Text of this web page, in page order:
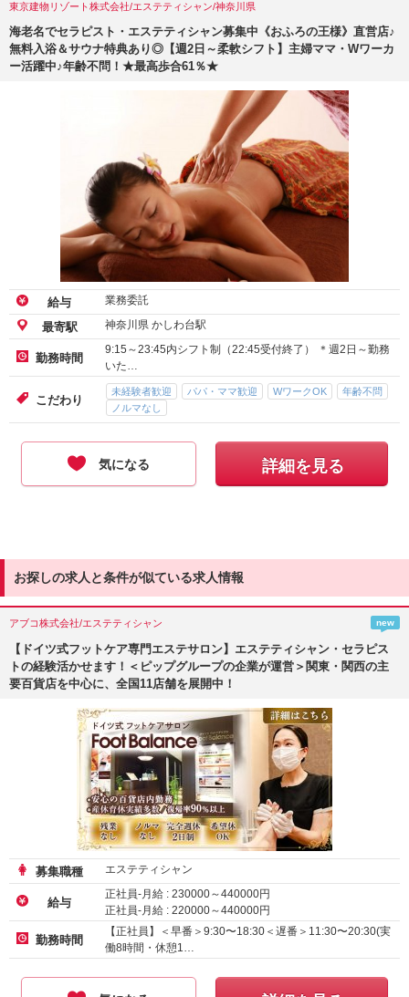
東京建物リゾート株式会社/エステティシャン/神奈川県
海老名でセラピスト・エステティシャン募集中《おふろの王様》直営店♪
無料入浴＆サウナ特典あり◎【週2日～柔軟シフト】主婦ママ・Wワーカ
ー活躍中♪年齢不問！★最高歩合61％★
給与 業務委託
最寄駅 神奈川県 かしわ台駅
勤務時間
9:15～23:45内シフト制（22:45受付終了） ＊週2日～勤務
いた…
こだわり
未経験者歓迎 パパ・ママ歓迎 WワークOK
年齢不問
ノルマなし
気になる 詳細を見る
お探しの求人と条件が似ている求人情報
アブコ株式会社/エステティシャン new
【ドイツ式フットケア専門エステサロン】エステティシャン・セラピス
トの経験活かせます！＜ピップグループの企業が運営＞関東・関西の主
要百貨店を中心に、全国11店舗を展開中！
募集職種 エステティシャン
給与
正社員-月給 : 230000～440000円
正社員-月給 : 220000～440000円
正社員-月給 : 210000～440000円
勤務時間
【正社員】＜早番＞9:30〜18:30＜遅番＞11:30〜20:30(実
働8時間・休憩1…